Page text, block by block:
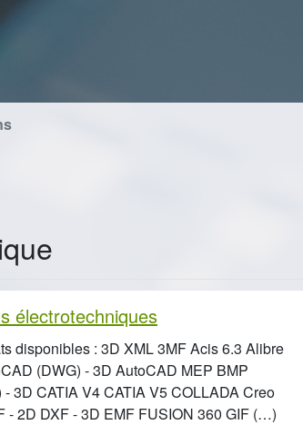
électrotechniques
disponibles : 3D XML 3MF Acis 6.3 Alibre
(DWG) - 3D AutoCAD MEP BMP
3D CATIA V4 CATIA V5 COLLADA Creo
- 2D DXF - 3D EMF FUSION 360 GIF (…)